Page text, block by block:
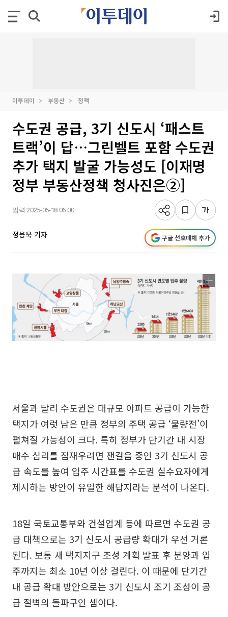
이투데이 부동산 정책
수도권 공급, 3기 신도시 ‘패스트
트랙’이 답…그린벨트 포함 수도권
추가 택지 발굴 가능성도 [이재명
정부 부동산정책 청사진은②]
입력 2025-06-18 06:00
정용욱 기자 구글 선호매체 추가
서울과 달리 수도권은 대규모 아파트 공급이 가능한
택지가 여럿 남은 만큼 정부의 주택 공급 ‘물량전’이
펼쳐질 가능성이 크다. 특히 정부가 단기간 내 시장
매수 심리를 잠재우려면 잰걸음 중인 3기 신도시 공
급 속도를 높여 입주 시간표를 수도권 실수요자에게
제시하는 방안이 유일한 해답지라는 분석이 나온다.
18일 국토교통부와 건설업계 등에 따르면 수도권 공
급 대책으로는 3기 신도시 공급량 확대가 우선 거론
된다. 보통 새 택지지구 조성 계획 발표 후 분양과 입
주까지는 최소 10년 이상 걸린다. 이 때문에 단기간
내 공급 확대 방안으로는 3기 신도시 조기 조성이 공
급 절벽의 돌파구인 셈이다.